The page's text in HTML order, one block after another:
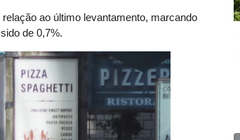
ao último levantamento, marcando
de 0,7%.